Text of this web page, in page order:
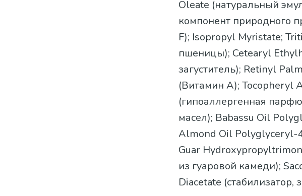
Oleate (натуральный
компонент природного
F); Isopropyl Myristatе;
пшеницы); Cetearyl
загуститель); Retinyl
(Витамин А); Tocopheryl
(гипоаллергенная
масел); Babassu Oil
Almond Oil Polyglyceryl-
Guar
из гуаровой камеди);
Diacetate